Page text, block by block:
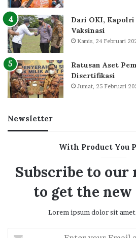
Dari OKI,
Vaksinasi
Kamis, 24 Februari
Ratusan Aset
Disertifikasi
Jumat, 25 Februari
Newsletter
With Product You
Subscribe to
to get the new
Lorem ipsum dolor sit